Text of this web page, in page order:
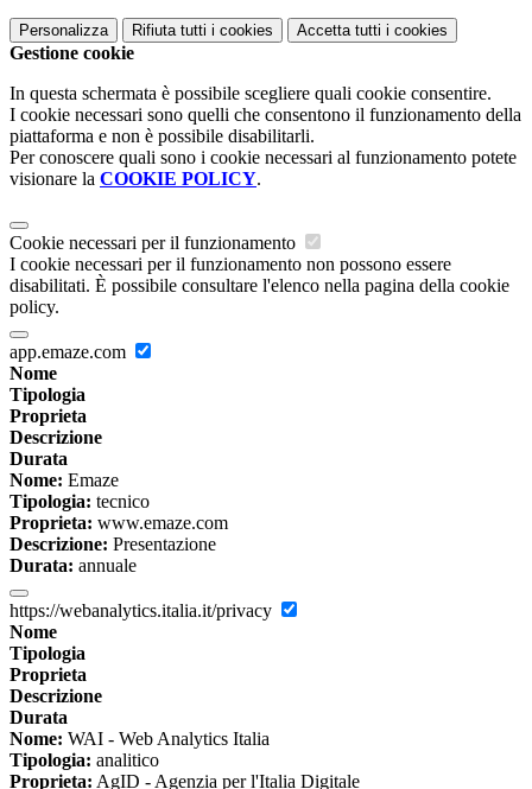
Personalizza Rifiuta tutti i cookies Accetta tutti i cookies
Gestione cookie
In questa schermata è possibile scegliere quali cookie consentire.
I cookie necessari sono quelli che consentono il funzionamento della
piattaforma e non è possibile disabilitarli.
Per conoscere quali sono i cookie necessari al funzionamento potete
visionare la COOKIE POLICY.
Cookie necessari per il funzionamento
I cookie necessari per il funzionamento non possono essere
disabilitati. È possibile consultare l'elenco nella pagina della cookie
policy.
app.emaze.com
Nome
Tipologia
Proprieta
Descrizione
Durata
Nome: Emaze
Tipologia: tecnico
Proprieta: www.emaze.com
Descrizione: Presentazione
Durata: annuale
https://webanalytics.italia.it/privacy
Nome
Tipologia
Proprieta
Descrizione
Durata
Nome: WAI - Web Analytics Italia
Tipologia: analitico
Proprieta: AgID - Agenzia per l'Italia Digitale